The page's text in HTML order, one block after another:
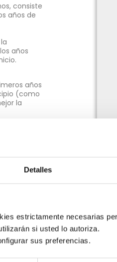
Detalles
estrictamente necesarias
si usted lo autoriza.
sus preferencias.
consiste
años de
años
años
(como
la
vaya
más se
si se
que puede
↓